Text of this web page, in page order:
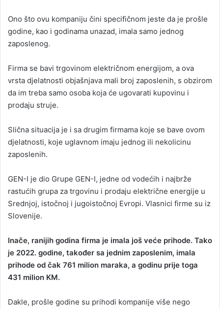
Ono što ovu kompaniju čini specifičnom jeste da je prošle
godine, kao i godinama unazad, imala samo jednog
zaposlenog.
Firma se bavi trgovinom električnom energijom, a ova
vrsta djelatnosti objašnjava mali broj zaposlenih, s obzirom
da im treba samo osoba koja će ugovarati kupovinu i
prodaju struje.
Slična situacija je i sa drugim firmama koje se bave ovom
djelatnosti, koje uglavnom imaju jednog ili nekolicinu
zaposlenih.
GEN-I je dio Grupe GEN-I, jedne od vodećih i najbrže
rastućih grupa za trgovinu i prodaju električne energije u
Srednjoj, istočnoj i jugoistočnoj Evropi. Vlasnici firme su iz
Slovenije.
Inače, ranijih godina firma je imala još veće prihode. Tako
je 2022. godine, također sa jednim zaposlenim, imala
prihode od čak 761 milion maraka, a godinu prije toga
431 milion KM.
Dakle, prošle godine su prihodi kompanije više nego